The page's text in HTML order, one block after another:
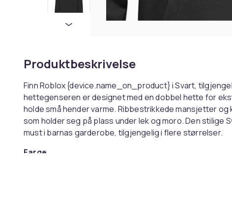
Produktbeskrivelse
Finn Roblox {device.name_on_product} i Svart,
hettegenseren er designet med en dobbel hette for
holde små hender varme. Ribbestrikkede mansjetter
som holder seg på plass under lek og moro. Den
must i barnas garderobe, tilgjengelig i flere størrelser.
Farge